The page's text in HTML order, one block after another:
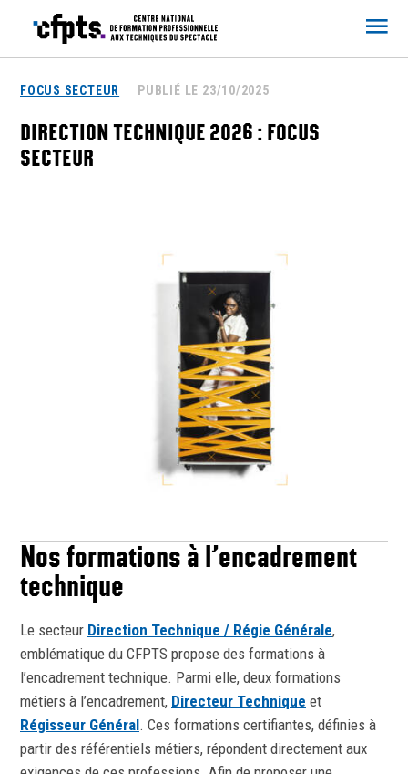
FOCUS SECTEUR PUBLIÉ LE 23/10/2025
DIRECTION TECHNIQUE 2026 : FOCUS
SECTEUR
Nos formations à l’encadrement
technique
Le secteur Direction Technique / Régie Générale,
emblématique du CFPTS propose des formations à
l’encadrement technique. Parmi elle, deux formations
métiers à l’encadrement, Directeur Technique et
Régisseur Général. Ces formations certifiantes, définies à
partir des référentiels métiers, répondent directement aux